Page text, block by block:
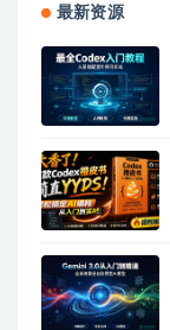
最新资源